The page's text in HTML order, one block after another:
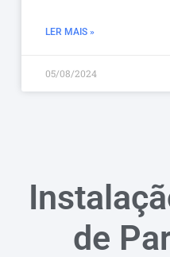
LER MAIS »
05/08/2024
de